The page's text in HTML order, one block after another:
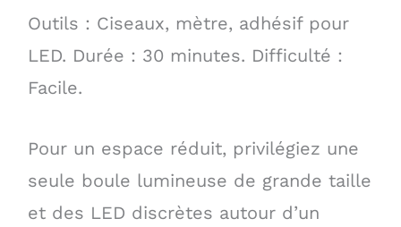
Outils : Ciseaux, mètre, adhésif pour
LED. Durée : 30 minutes. Difficulté :
Facile.
Pour un espace réduit, privilégiez une
seule boule lumineuse de grande taille
et des LED discrètes autour d’un